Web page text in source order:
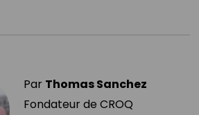
Par Thomas Sanchez
Fondateur de CROQ